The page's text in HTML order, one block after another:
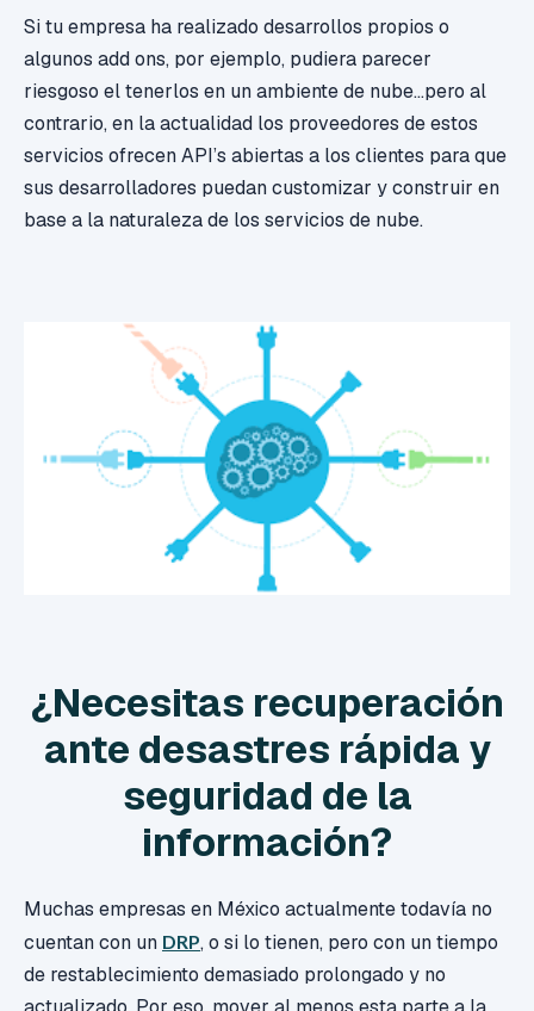
Si tu empresa ha realizado desarrollos propios o
algunos add ons, por ejemplo, pudiera parecer
riesgoso el tenerlos en un ambiente de nube...pero al
contrario, en la actualidad los proveedores de estos
servicios ofrecen API’s abiertas a los clientes para que
sus desarrolladores puedan customizar y construir en
base a la naturaleza de los servicios de nube.
¿Necesitas recuperación
ante desastres rápida y
seguridad de la
información?
Muchas empresas en México actualmente todavía no
cuentan con un DRP, o si lo tienen, pero con un tiempo
de restablecimiento demasiado prolongado y no